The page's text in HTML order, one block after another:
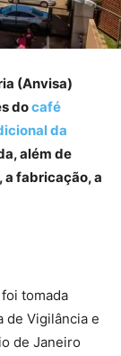
(Anvisa)
docafé
da
além de
fabricação, a
tomada
de Vigilância e
de Janeiro